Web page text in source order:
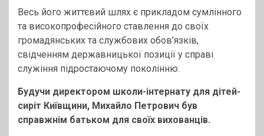
Весь його життєвий шлях є прикладом сумлінного
та високопрофесійного ставлення до своїх
громадянських та службових обов’язків,
свідченням державницької позиції у справі
служіння підростаючому поколінню.
Будучи директором школи-інтернату для дітей-
сиріт Київщини, Михайло Петрович був
справжнім батьком для своїх вихованців.